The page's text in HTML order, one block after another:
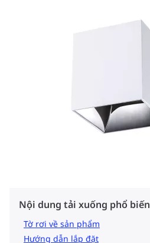
Nội dung tải xuống phổ biến
Tờ rơi về sản phẩm
Hướng dẫn lắp đặt